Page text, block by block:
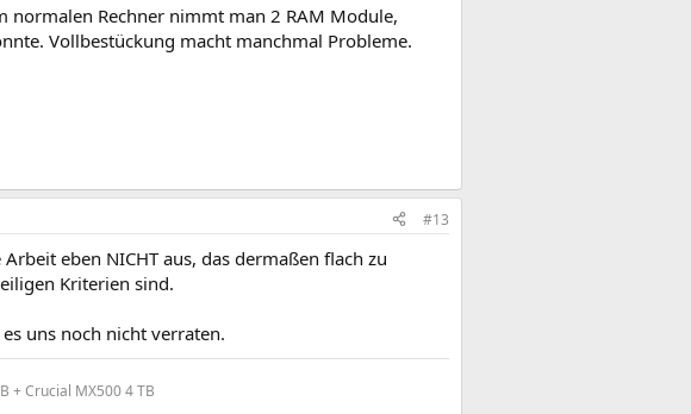
normalen Rechner nimmt man 2 RAM Module,
Vollbestückung macht manchmal Probleme.
#13
eben NICHT aus, das dermaßen flach zu
Kriterien sind.
uns noch nicht verraten.
+ Crucial MX500 4 TB